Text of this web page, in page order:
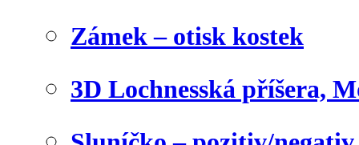
Zámek – otisk kostek
3D Lochnesská příšera,